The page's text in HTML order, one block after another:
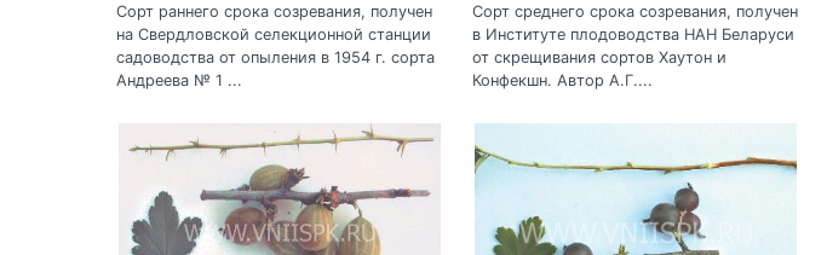
Сорт раннего срока созревания, получен
на Свердловской селекционной станции
садоводства от опыления в 1954 г. сорта
Андреева № 1 ...
Сорт среднего срока созревания, получен
в Институте плодоводства НАН Беларуси
от скрещивания сортов Хаутон и
Конфекшн. Автор А.Г....